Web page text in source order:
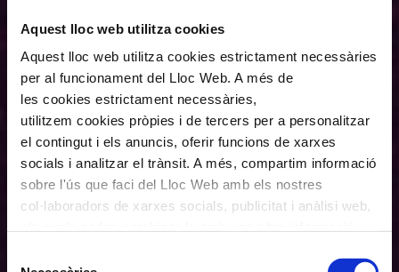
Aquest lloc web utilitza cookies
Aquest lloc web utilitza cookies estrictament necessàries
per al funcionament del Lloc Web. A més de
les cookies estrictament necessàries,
utilitzem cookies pròpies i de tercers per a personalitzar
el contingut i els anuncis, oferir funcions de xarxes
socials i analitzar el trànsit. A més, compartim informació
sobre l'ús que faci del Lloc Web amb els nostres
col·laboradors de xarxes socials, publicitat i anàlisi web,